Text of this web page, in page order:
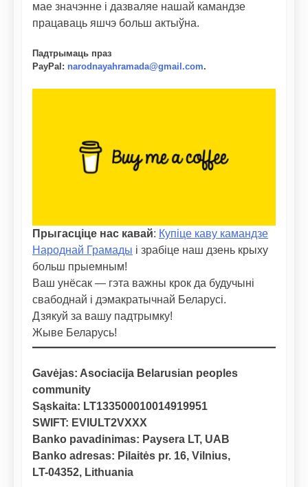
мае значэнне і дазваляе нашай камандзе
працаваць яшчэ больш актыўна.
Падтрымаць праз
PayPal : narodnayahramada@gmail.com.
Прыгасціце нас кавай: Купіце каву камандзе
Народнай Грамады і зрабіце наш дзень крыху
больш прыемным!
Ваш унёсак — гэта важны крок да будучыні
свабоднай і дэмакратычнай Беларусі.
Дзякуй за вашу падтрымку!
Жыве Беларусь!
Gavėjas: Asociacija Belarusian peoples
community
Sąskaita: LT133500010014919951
SWIFT: EVIULT2VXXX
Banko pavadinimas: Paysera LT, UAB
Banko adresas: Pilaitės pr. 16, Vilnius,
LT-04352, Lithuania